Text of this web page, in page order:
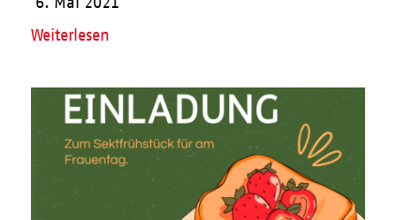
Weiterlesen